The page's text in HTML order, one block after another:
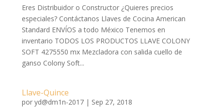
Eres Distribuidor o Constructor ¿Quieres precios
especiales? Contáctanos Llaves de Cocina American
Standard ENVÍOS a todo México Tenemos en
inventario TODOS LOS PRODUCTOS LLAVE COLONY
SOFT 4275550 mx Mezcladora con salida cuello de
ganso Colony Soft...
Llave-Quince
por yd@dm1n-2017| Sep 27, 2018